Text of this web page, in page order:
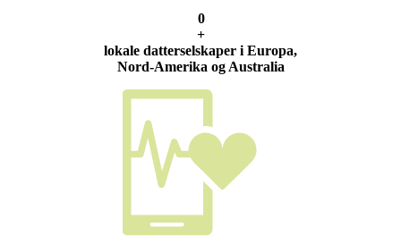
0
+
lokale datterselskaper i Europa,
Nord-Amerika og Australia